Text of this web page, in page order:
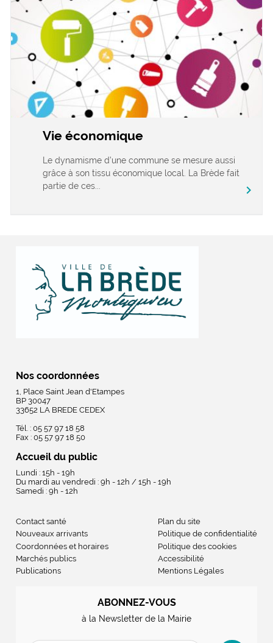
Vie économique
Le dynamisme d’une commune se mesure aussi
grâce à son tissu économique local. La Brède fait
partie de ces...
chevron_right
Nos coordonnées
1, Place Saint Jean d'Etampes
BP 30047
33652 LA BREDE CEDEX
Tél. : 05 57 97 18 58
Fax : 05 57 97 18 50
Accueil du public
Lundi : 15h - 19h
Du mardi au vendredi : 9h - 12h / 15h - 19h
Samedi : 9h - 12h
Contact santé
Nouveaux arrivants
Coordonnées et horaires
Marchés publics
Publications
Plan du site
Politique de confidentialité
Politique des cookies
Accessibilité
Mentions Légales
ABONNEZ-VOUS
à la Newsletter de la Mairie